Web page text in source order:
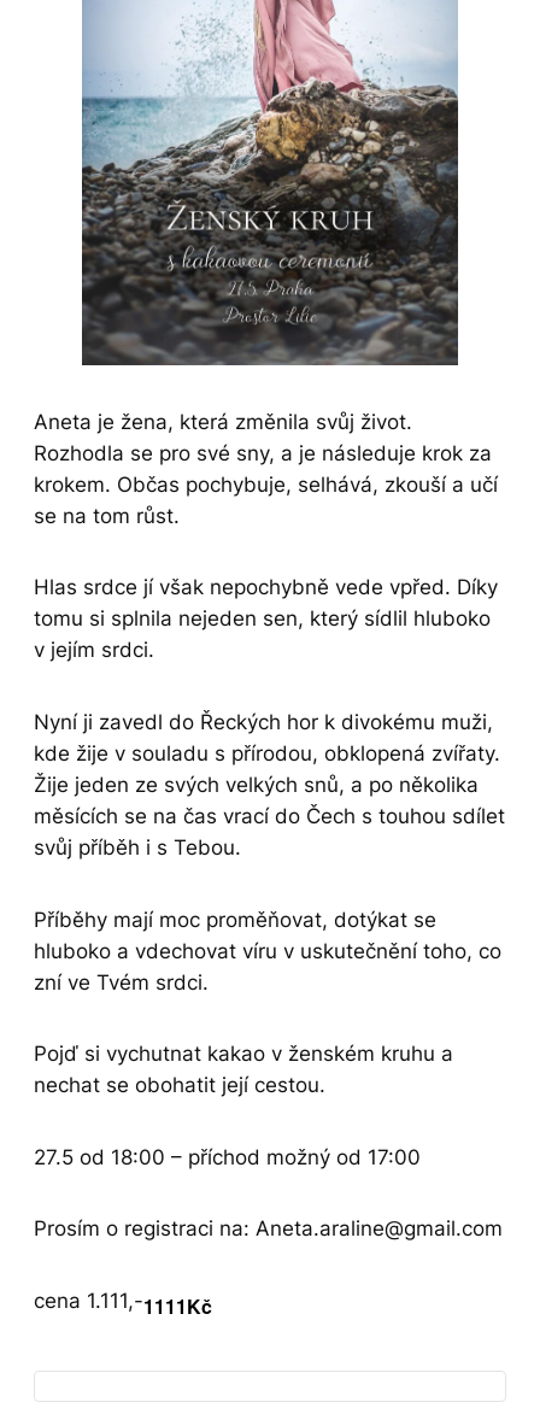
Aneta je žena, která změnila svůj život.
Rozhodla se pro své sny, a je následuje krok za
krokem. Občas pochybuje, selhává, zkouší a učí
se na tom růst.
Hlas srdce jí však nepochybně vede vpřed. Díky
tomu si splnila nejeden sen, který sídlil hluboko
v jejím srdci.
Nyní ji zavedl do Řeckých hor k divokému muži,
kde žije v souladu s přírodou, obklopená zvířaty.
Žije jeden ze svých velkých snů, a po několika
měsících se na čas vrací do Čech s touhou sdílet
svůj příběh i s Tebou.
Příběhy mají moc proměňovat, dotýkat se
hluboko a vdechovat víru v uskutečnění toho, co
zní ve Tvém srdci.
Pojď si vychutnat kakao v ženském kruhu a
nechat se obohatit její cestou.
27.5 od 18:00 – příchod možný od 17:00
Prosím o registraci na: Aneta.araline@gmail.com
cena 1.111,-1111Kč